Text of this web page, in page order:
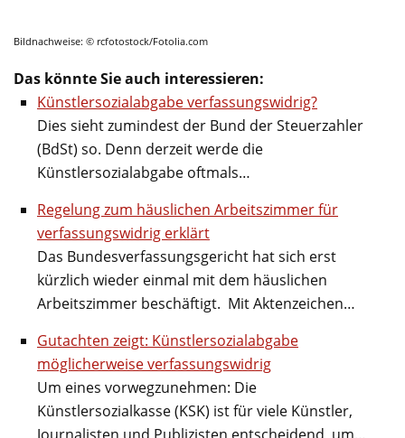
Bildnachweise: © rcfotostock/Fotolia.com
Das könnte Sie auch interessieren:
Künstlersozialabgabe verfassungswidrig?
Dies sieht zumindest der Bund der Steuerzahler
(BdSt) so. Denn derzeit werde die
Künstlersozialabgabe oftmals…
Regelung zum häuslichen Arbeitszimmer für
verfassungswidrig erklärt
Das Bundesverfassungsgericht hat sich erst
kürzlich wieder einmal mit dem häuslichen
Arbeitszimmer beschäftigt. Mit Aktenzeichen…
Gutachten zeigt: Künstlersozialabgabe
möglicherweise verfassungswidrig
Um eines vorwegzunehmen: Die
Künstlersozialkasse (KSK) ist für viele Künstler,